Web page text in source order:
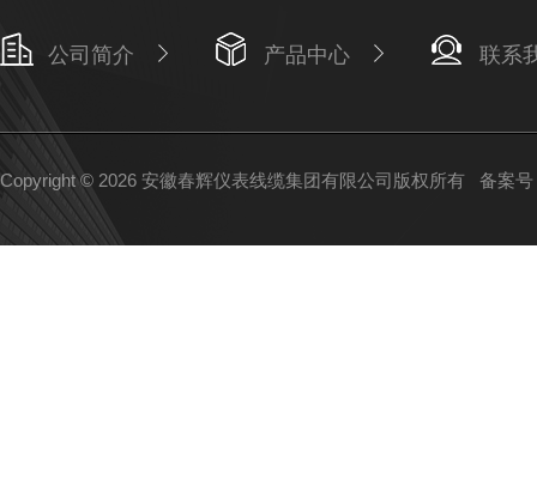
公司简介 产品中心 联系
Copyright © 2026 安徽春辉仪表线缆集团有限公司版权所有 备案号